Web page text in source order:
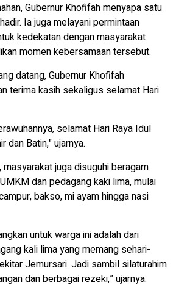
Gubernur Khofifah menyapa satu
Ia juga melayani permintaan
kedekatan dengan masyarakat
momen kebersamaan tersebut.
datang, Gubernur Khofifah
terima kasih sekaligus selamat Hari
selamat Hari Raya Idul
dan Batin," ujarnya.
juga disuguhi beragam
dan pedagang kaki lima, mulai
bakso, mi ayam hingga nasi
untuk warga ini adalah dari
kali lima yang memang sehari-
Jemursari. Jadi sambil silaturahim
dan berbagai rezeki,” ujarnya.